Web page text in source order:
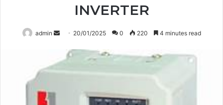
INVERTER
admin
Send
email
20/01/2025 0 220 4 minutes read